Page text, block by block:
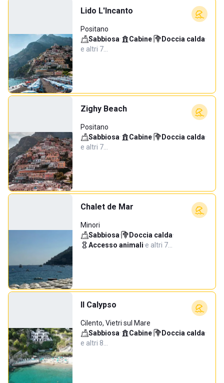
Lido L'Incanto
Positano
Sabbiosa· Cabine· Doccia calda·
e altri 7…
Zighy Beach
Positano
Sabbiosa· Cabine· Doccia calda·
e altri 7…
Chalet de Mar
Minori
Sabbiosa· Doccia calda·
Accesso animali·e altri 7…
Il Calypso
Cilento, Vietri sul Mare
Sabbiosa· Cabine· Doccia calda·
e altri 8…